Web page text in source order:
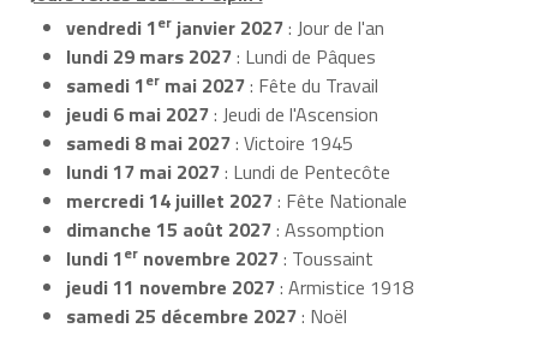
vendredi 1er janvier 2027: Jour de l'an
lundi 29 mars 2027: Lundi de Pâques
samedi 1er mai 2027: Fête du Travail
jeudi 6 mai 2027: Jeudi de l'Ascension
samedi 8 mai 2027: Victoire 1945
lundi 17 mai 2027: Lundi de Pentecôte
mercredi 14 juillet 2027: Fête Nationale
dimanche 15 août 2027: Assomption
lundi 1er novembre 2027: Toussaint
jeudi 11 novembre 2027: Armistice 1918
samedi 25 décembre 2027: Noël